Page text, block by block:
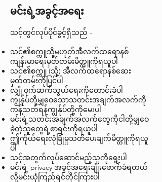
မင်းရဲ့အခွင့်အရေး
သင့်တွင်လုပ်ပိုင်ခွင့်ရှိသည် -
သင်၏စက္ကူသို့မဟုတ်အီလက်ထရောနစ်
ကျန်းမာရေးမှတ်တမ်းမိတ္တူကိုရယူပါ
သင်၏စက္ကူ (သို့) အီလက်ထရောနစ်ဆေး
မှတ်တမ်းကိုပြင်ပါ
လျှို့ဝှက်ဆက်သွယ်ရေးကိုတောင်းခံပါ
ကျွန်ုပ်တို့မျှဝေသောသတင်းအချက်အလက်ကို
ကန့်သတ်ရန်ကျွန်ုပ်တို့ကိုမေးပါ
မင်းရဲ့သတင်းအချက်အလက်တွေကိုငါတို့မျှဝေ
ခဲ့တဲ့သူတွေရဲ့စာရင်းကိုရယူပါ
ဤကိုယ်ရေးလုံခြုံမှုသတိပေးချက်မိတ္တူကိုရယူ
ပါ
သင့်အတွက်လုပ်ဆောင်မည့်သူကိုရွေးပါ
မင်းရဲ့ privacy အခွင့်အရေးချိုးဖောက်ခံရတယ်
လို့မင်းယုံကြည်ရင်တိုင်ကြားပါ